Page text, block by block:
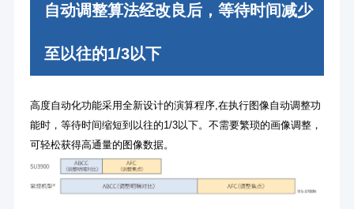
自动调整算法经改良后，等待时间减少
至以往的1/3以下
高度自动化功能采用全新设计的演算程序,在执行图像自动调整功
能时，等待时间缩短到以往的1/3以下。不需要繁琐的画像调整，
可轻松获得高通量的图像数据。